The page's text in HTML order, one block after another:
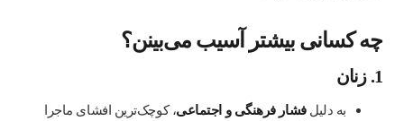
چه کسانی بیشتر آسیب می‌بینن؟
1. زنان
به دلیلفشار فرهنگی و اجتماعی، کوچک‌ترین افشای ماجرا